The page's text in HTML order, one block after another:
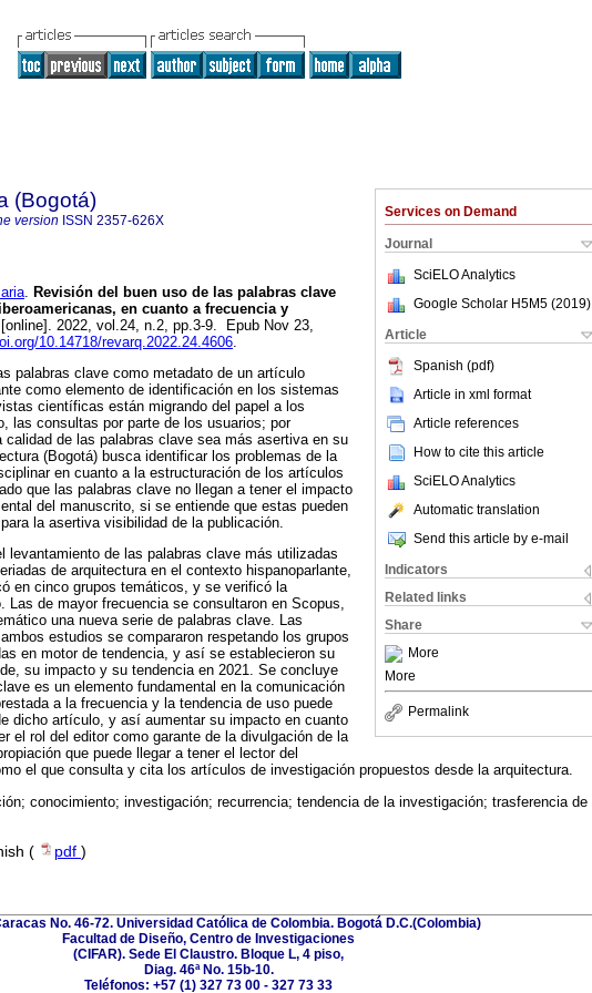
Services on Demand
Journal
SciELO Analytics
Google Scholar H5M5 (2019)
Article
Spanish (pdf)
Article in xml format
Article references
How to cite this article
SciELO Analytics
Automatic translation
Send this article by e-mail
Indicators
Related links
Share
More
More
Permalink
(Bogotá)
version ISSN 2357-626X
. Revisión del buen uso de las palabras clave
en cuanto a frecuencia y
[online]. 2022, vol.24, n.2, pp.3-9. Epub Nov 23,
10.14718/revarq.2022.24.4606.
palabras clave como metadato de un artículo
como elemento de identificación en los sistemas
científicas están migrando del papel a los
las consultas por parte de los usuarios; por
de las palabras clave sea más asertiva en su
(Bogotá) busca identificar los problemas de la
en cuanto a la estructuración de los artículos
que las palabras clave no llegan a tener el impacto
del manuscrito, si se entiende que estas pueden
la asertiva visibilidad de la publicación.
levantamiento de las palabras clave más utilizadas
de arquitectura en el contexto hispanoparlante,
en cinco grupos temáticos, y se verificó la
Las de mayor frecuencia se consultaron en Scopus,
una nueva serie de palabras clave. Las
estudios se compararon respetando los grupos
en motor de tendencia, y así se establecieron su
su impacto y su tendencia en 2021. Se concluye
es un elemento fundamental en la comunicación
a la frecuencia y la tendencia de uso puede
dicho artículo, y así aumentar su impacto en cuanto
el rol del editor como garante de la divulgación de la
que puede llegar a tener el lector del
el que consulta y cita los artículos de investigación propuestos desde la arquitectura.
conocimiento; investigación; recurrencia; tendencia de la investigación; trasferencia de
( pdf )
No. 46-72. Universidad Católica de Colombia. Bogotá D.C.(Colombia)
Facultad de Diseño, Centro de Investigaciones
(CIFAR). Sede El Claustro. Bloque L, 4 piso,
Diag. 46ª No. 15b-10.
Teléfonos: +57 (1) 327 73 00 - 327 73 33